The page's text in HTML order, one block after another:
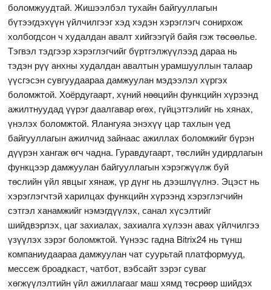
боломжуудтай. Жишээлбэл тухайн байгууллагын
бүтээгдэхүүн үйлчилгээг хэд хэдэн хэрэглэгч сонирхож
холбогдсон ч худалдан авалт хийгээгүй байя гэж төсөөлье.
Тэгвэл тэдгээр хэрэглэгчийг бүртгэлжүүлээд дараа нь
тэдэн рүү анхны худалдан авалтын урамшууллын талаар
үүсгэсэн сувгуудаараа дамжуулан мэдээлэл хүргэх
боломжтой. Хоёрдугаарт, хүний нөөцийн функцийн хүрээнд
ажилтнуудад үүрэг даалгавар өгөх, гүйцэтгэлийг нь хянах,
үнэлэх боломжтой. Ялангуяа энэхүү цар тахлын үед
байгууллагын ажилчид зайнаас ажиллах боломжийг бүрэн
дүүрэн хангаж өгч чадна. Гуравдугаарт, төслийн удирдлагын
функцээр дамжуулан байгууллагын хэрэгжүүлж буй
төслийн үйл явцыг хянаж, үр дүнг нь дээшлүүлнэ. Эцэст нь
хэрэглэгчтэй харилцах функцийн хүрээнд хэрэглэгчийн
сэтгэл ханамжийг нэмэгдүүлэх, санал хүсэлтийг
шийдвэрлэх, цаг захиалах, захиалга хүлээн авах үйлчилгээ
үзүүлэх зэрэг боломжтой. Үүнээс гадна Bitrix24 нь түнш
компаниудаараа дамжуулан чат суурьтай платформууд,
мессеж броадкаст, чатбот, вэбсайт зэрэг суваг
хөгжүүлэлтийн үйл ажиллагааг маш хямд төсрөөр шийдэх